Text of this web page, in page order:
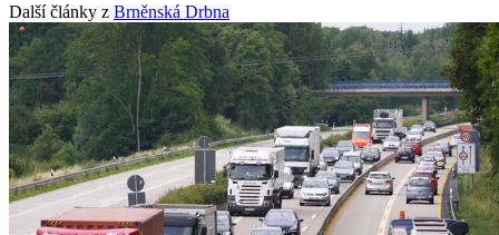
Další články z Brněnská Drbna